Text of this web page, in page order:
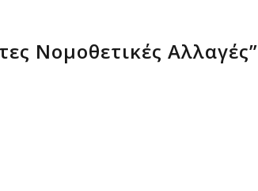
Νομοθετικές Aλλαγές”